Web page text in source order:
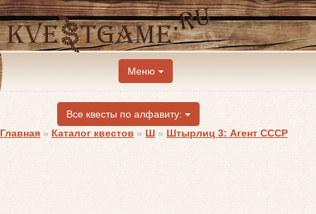
Меню
Все квесты по алфавиту:
Главная » Каталог квестов » Ш » Штырлиц 3: Агент СССР